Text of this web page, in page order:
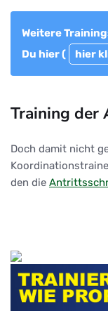
Weitere
Du hier (
hier
Training
Doch damit nicht
den die